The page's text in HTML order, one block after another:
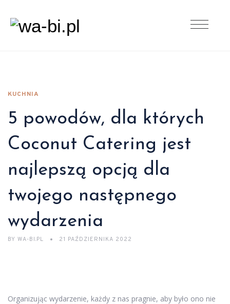
KUCHNIA
5 powodów, dla których
Coconut Catering jest
najlepszą opcją dla
twojego następnego
wydarzenia
BY WA-BI.PL 21 PAŹDZIERNIKA 2022
Organizując wydarzenie, każdy z nas pragnie, aby było ono nie